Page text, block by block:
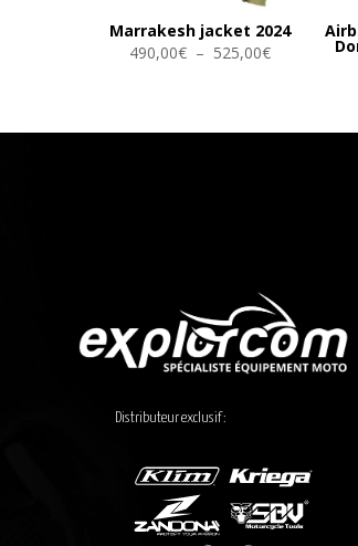
Marrakesh jacket 2024
490,00€ – 525,00€Plage
490,00€
Distributeur exclusif :